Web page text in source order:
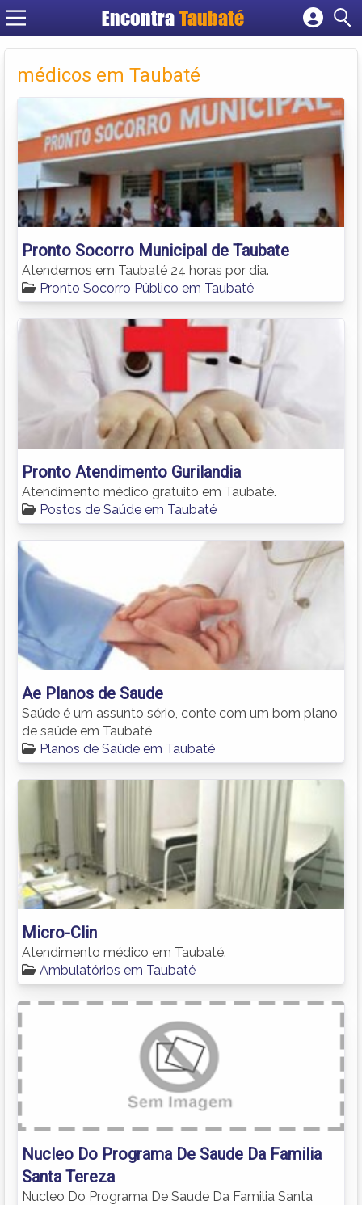
EncontraTaubaté
Cadastrar empresa
Criar conta
médicos em Taubaté
Pronto Socorro Municipal de Taubate
Atendemos em Taubaté 24 horas por dia.
Pronto Socorro Público em Taubaté
Pronto Atendimento Gurilandia
Atendimento médico gratuito em Taubaté.
Postos de Saúde em Taubaté
Ae Planos de Saude
Saúde é um assunto sério, conte com um bom plano
de saúde em Taubaté
Planos de Saúde em Taubaté
Micro-Clin
Atendimento médico em Taubaté.
Ambulatórios em Taubaté
Nucleo Do Programa De Saude Da Familia
Santa Tereza
Nucleo Do Programa De Saude Da Familia Santa